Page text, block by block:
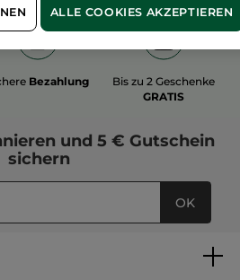
Bezahlung
Bis zu 2 Geschenke
GRATIS
und 5 € Gutschein
sichern
OK
ALLE COOKIES AKZEPTIEREN